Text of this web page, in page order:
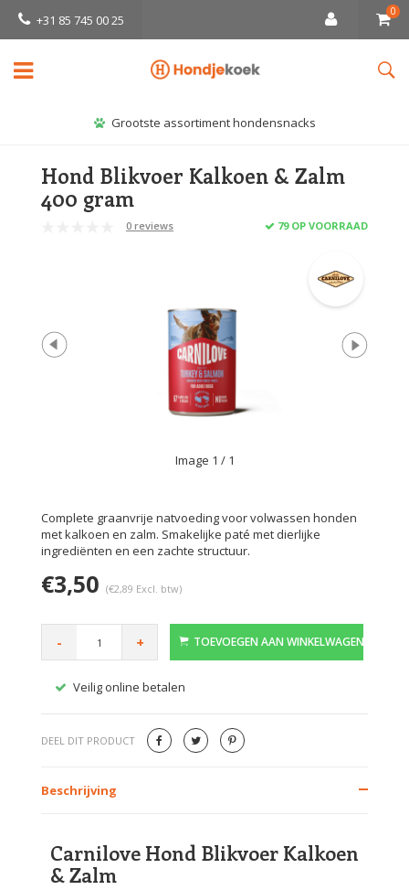
+31 85 745 00 25
0
Grootste assortiment hondensnacks
Hond Blikvoer Kalkoen & Zalm
400 gram
0 reviews 79 OP VOORRAAD
Image 1 / 1
Complete graanvrije natvoeding voor volwassen honden
met kalkoen en zalm. Smakelijke paté met dierlijke
ingrediënten en een zachte structuur.
€3,50 (€2,89 Excl. btw)
- + TOEVOEGEN AAN WINKELWAGEN
Veilig online betalen
DEEL DIT PRODUCT
Beschrijving
Carnilove Hond Blikvoer Kalkoen
& Zalm